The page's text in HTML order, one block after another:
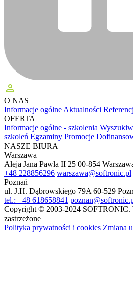
perm_identity
O NAS
Informacje ogólne Aktualności
OFERTA
Informacje ogólne - szkolenia
szkoleń Egzaminy Promocje
NASZE BIURA
Warszawa
Aleja Jana Pawła II 25 00-854
+48 228856296 warszawa@softronic.pl
Poznań
ul. J.H. Dąbrowskiego 79A 60-529
tel.: +48 618658841
Copyright © 2003-2024 SOFTRONIC.
zastrzeżone
Polityka prywatności i cookies Zmiana